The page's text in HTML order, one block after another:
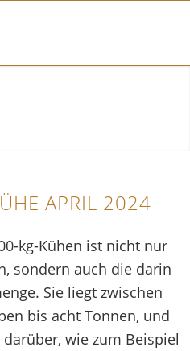
APRIL 2024
kg-Kühen ist nicht nur
sondern auch die darin
Sie liegt zwischen
bis acht Tonnen, und
wie zum Beispiel